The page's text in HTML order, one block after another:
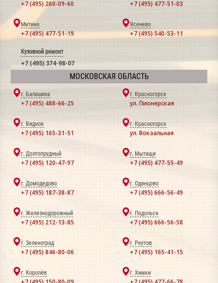
+7 (495) 260-09-60 +7 (495) 477-51-03
Митино
+7 (495) 477-51-19
Ясенево
+7 (495) 540-53-11
Кузовной ремонт
+7 (495) 374-98-07
МОСКОВСКАЯ ОБЛАСТЬ
г. Балашиха
+7 (495) 488-66-25
г. Красногорск
ул. Пионерская
г. Видное
+7 (495) 165-31-51
г. Красногорск
ул. Вокзальная
г. Долгопрудный
+7 (495) 120-47-97
г. Мытищи
+7 (495) 477-55-49
г. Домодедово
+7 (495) 187-38-87
г. Одинцово
+7 (495) 666-56-49
г. Железнодорожный
+7 (495) 212-13-85
г. Подольск
+7 (495) 666-56-58
г. Зеленоград
+7 (495) 846-80-06
г. Реутов
+7 (495) 165-41-15
г. Королёв г. Химки